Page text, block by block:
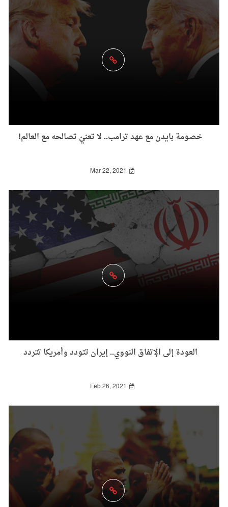
خصومة بايدن مع عهد ترامب.. لا تعنيّ تصالحه مع العالم!
Mar 22, 2021
العودة إلى الإتفاق النووي.. إيران تتودد وأمريكا تتردد
Feb 26, 2021